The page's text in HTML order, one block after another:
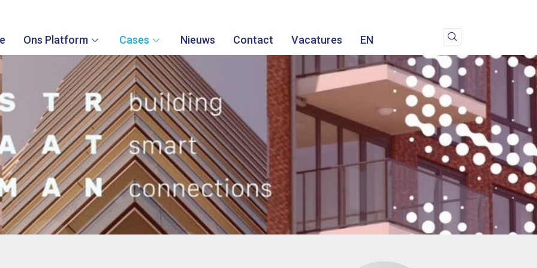
Ons Platform Cases Nieuws Contact Vacatures EN